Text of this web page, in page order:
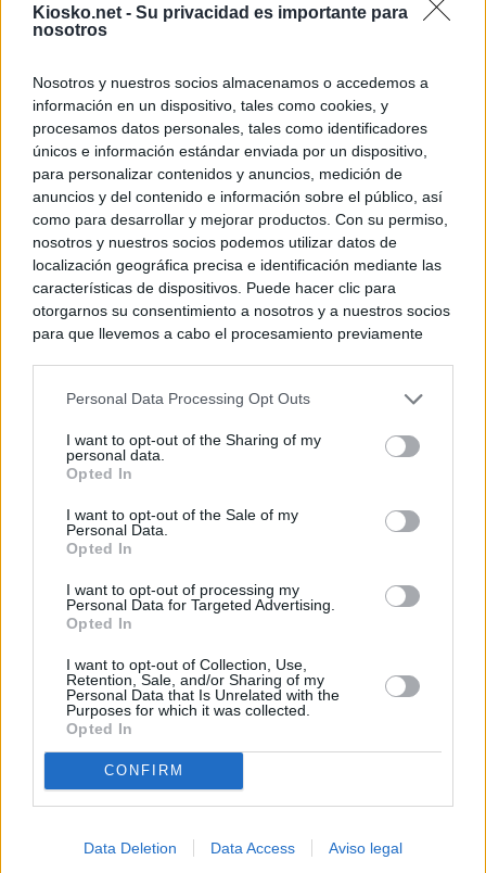
Kiosko.net - Su privacidad es importante para
nosotros
Nosotros y nuestros socios almacenamos o accedemos a
información en un dispositivo, tales como cookies, y
procesamos datos personales, tales como identificadores
únicos e información estándar enviada por un dispositivo,
para personalizar contenidos y anuncios, medición de
anuncios y del contenido e información sobre el público, así
como para desarrollar y mejorar productos. Con su permiso,
nosotros y nuestros socios podemos utilizar datos de
localización geográfica precisa e identificación mediante las
características de dispositivos. Puede hacer clic para
otorgarnos su consentimiento a nosotros y a nuestros socios
para que llevemos a cabo el procesamiento previamente
negar su consentimiento. Tenga en cuenta que algún
de su consentimiento, pero usted tiene el derecho de
rechazar tal procesamiento. Sus preferencias se aplicarán
cualquier momento entrando de nuevo en este sitio web o
visitando nuestra política de privacidad.
Personal Data Processing Opt Outs
I want to opt-out of the Sharing of my
personal data.
Opted In
I want to opt-out of the Sale of my
Personal Data.
Opted In
I want to opt-out of processing my
Personal Data for Targeted Advertising.
Opted In
I want to opt-out of Collection, Use,
Retention, Sale, and/or Sharing of my
Personal Data that Is Unrelated with the
Purposes for which it was collected.
Opted In
CONFIRM
Data Deletion Data Access Aviso legal